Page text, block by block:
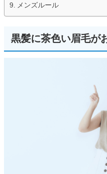
メンズルール
黒髪に茶色い眉毛が